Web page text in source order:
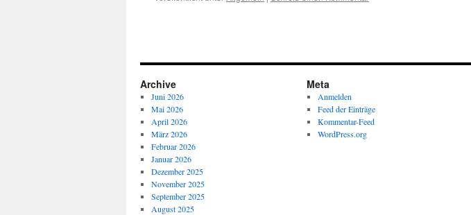
Archive
Juni 2026
Mai 2026
April 2026
März 2026
Februar 2026
Januar 2026
Dezember 2025
November 2025
September 2025
August 2025
Meta
Anmelden
Feed der Einträge
Kommentar-Feed
WordPress.org